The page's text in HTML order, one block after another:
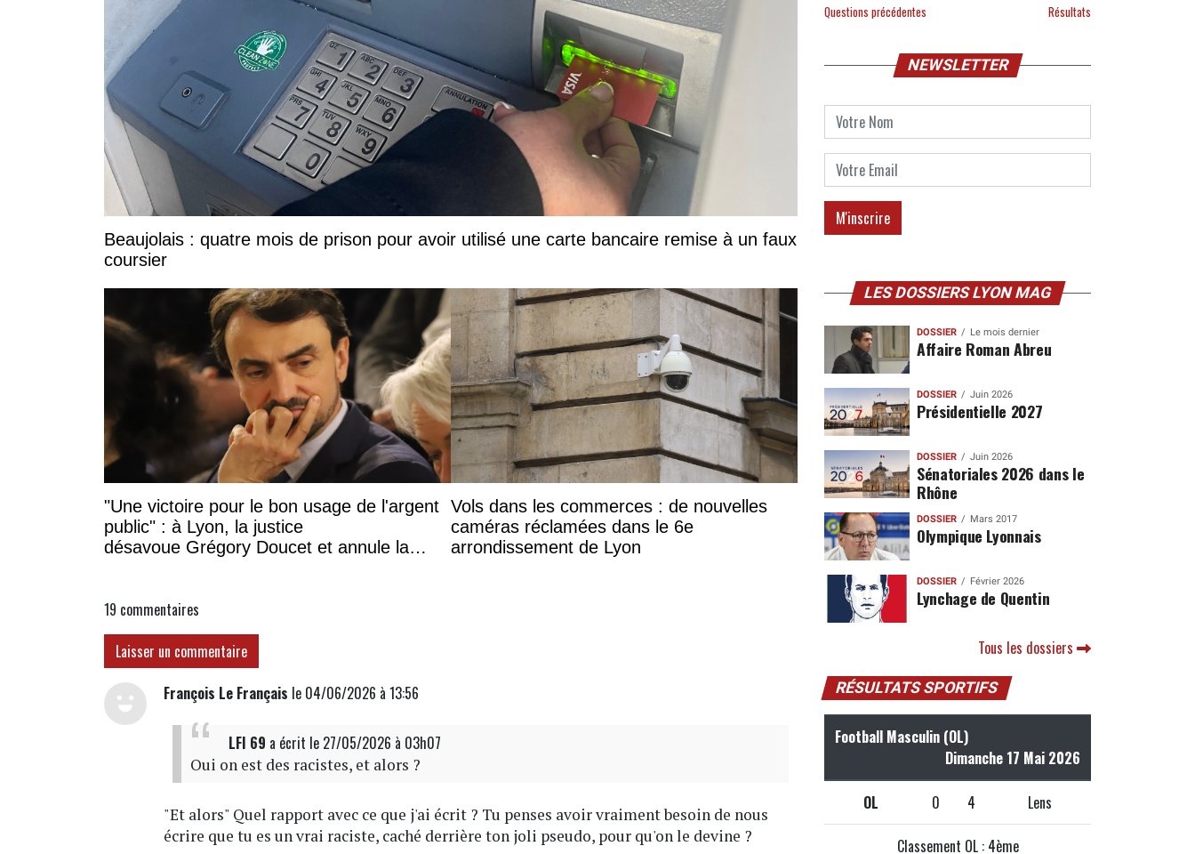
Beaujolais : quatre mois de prison pour avoir utilisé une carte bancaire remise à un faux
coursier
"Une victoire pour le bon usage de l'argent
public" : à Lyon, la justice
désavoue Grégory Doucet et annule la
Vols dans les commerces : de nouvelles
caméras réclamées dans le 6e
arrondissement de Lyon
19 commentaires
Laisser un commentaire
François Le Français le 04/06/2026 à 13:56
LFI 69 a écrit le 27/05/2026 à 03h07
Oui on est des racistes, et alors ?
"Et alors" Quel rapport avec ce que j'ai écrit ? Tu penses avoir vraiment besoin de nous
écrire que tu es un vrai raciste, caché derrière ton joli pseudo, pour qu'on le devine ?
Questions précédentes Résultats
NEWSLETTER
LES DOSSIERS LYON MAG
DOSSIER Le mois dernier
Affaire Roman Abreu
DOSSIER Juin 2026
Présidentielle 2027
DOSSIER Juin 2026
Sénatoriales 2026 dans le
Rhône
DOSSIER Mars 2017
Olympique Lyonnais
DOSSIER Février 2026
Lynchage de Quentin
Tous les dossiers
RÉSULTATS SPORTIFS
Football Masculin (OL)
Dimanche 17 Mai 2026
OL 0 4 Lens
Classement OL : 4ème